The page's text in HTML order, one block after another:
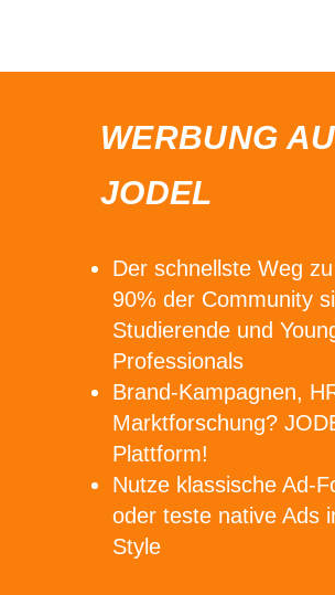
WERBUNG
JODEL
Derschnellste Weg
90% der Community
Studierende und
Professionals
Brand-Kampagnen,
Marktforschung?
Plattform!
Nutze klassische Ad-
oder teste native Ads
Style